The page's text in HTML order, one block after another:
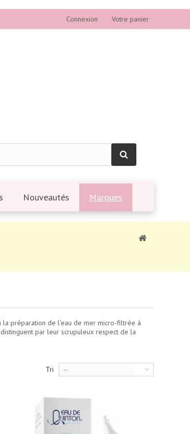
Connexion Votre panier
Nouveautés Marques
la préparation de l'eau de mer micro-filtrée à
par leur scrupuleux respect de la
Tri --